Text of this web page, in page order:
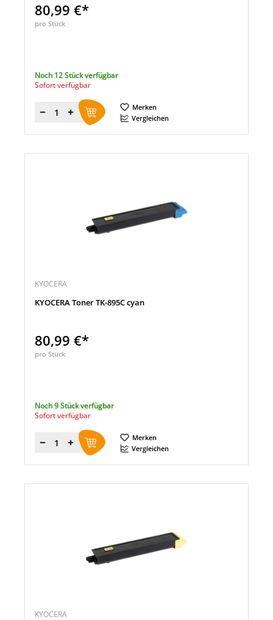
80,99 €*
pro Stück
Noch 12 Stück verfügbar
Sofort verfügbar
Menge
Merken
Vergleichen
KYOCERA
KYOCERA Toner TK-895C cyan
80,99 €*
pro Stück
Noch 9 Stück verfügbar
Sofort verfügbar
Menge
Merken
Vergleichen
KYOCERA